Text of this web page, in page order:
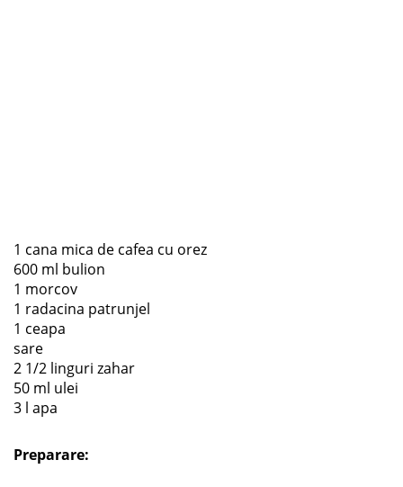
1 cana mica de cafea cu orez
600 ml bulion
1 morcov
1 radacina patrunjel
1 ceapa
sare
2 1/2 linguri zahar
50 ml ulei
3 l apa
Preparare: